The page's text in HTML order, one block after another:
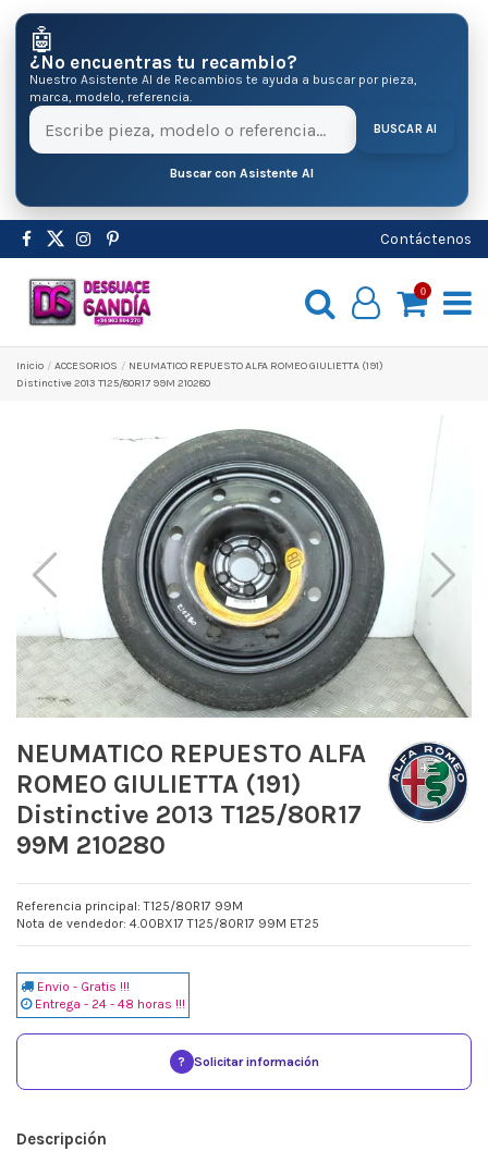
🤖
¿No encuentras tu recambio?
Nuestro Asistente AI de Recambios te ayuda a buscar por pieza,
marca, modelo, referencia.
BUSCAR AI
Buscar con Asistente AI
Contáctenos
0
Inicio ACCESORIOS
NEUMATICO REPUESTO ALFA ROMEO GIULIETTA (191)
Distinctive 2013 T125/80R17 99M 210280
NEUMATICO REPUESTO ALFA
ROMEO GIULIETTA (191)
Distinctive 2013 T125/80R17
99M 210280
Referencia principal: T125/80R17 99M
Nota de vendedor: 4.00BX17 T125/80R17 99M ET25
Envio - Gratis !!!
Entrega - 24 - 48 horas !!!
? Solicitar información
Descripción